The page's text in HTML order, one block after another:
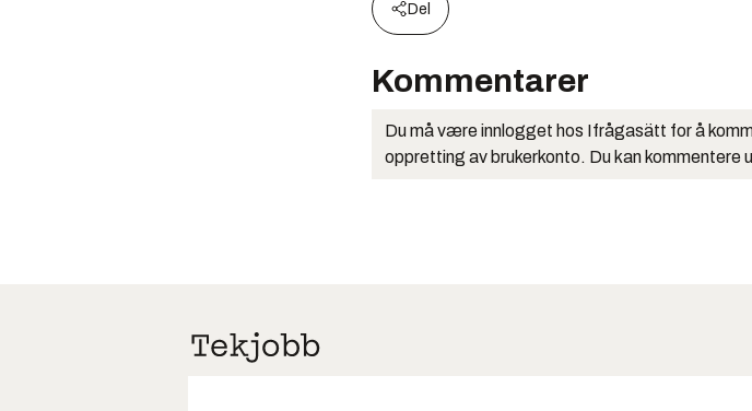
Del
Kommentarer
Du må være innlogget hos Ifrågasätt for å
oppretting av brukerkonto. Du kan kommentere